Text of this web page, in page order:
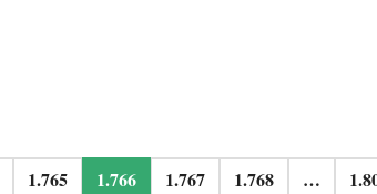
1.765 1.766 1.767 1.768 …